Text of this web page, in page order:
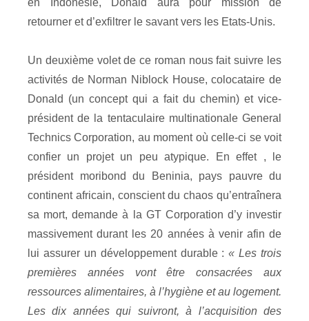
retourner et d’exfiltrer le savant vers les Etats-Unis.
Un deuxième volet de ce roman nous fait suivre les
activités de Norman Niblock House, colocataire de
Donald (un concept qui a fait du chemin) et vice-
président de la tentaculaire multinationale General
Technics Corporation, au moment où celle-ci se voit
confier un projet un peu atypique. En effet , le
président moribond du Beninia, pays pauvre du
continent africain, conscient du chaos qu’entraînera
sa mort, demande à la GT Corporation d’y investir
massivement durant les 20 années à venir afin de
lui assurer un développement durable :« Les trois
premières années vont être consacrées aux
ressources alimentaires, à l’hygiène et au logement.
Les dix années qui suivront, à l’acquisition des